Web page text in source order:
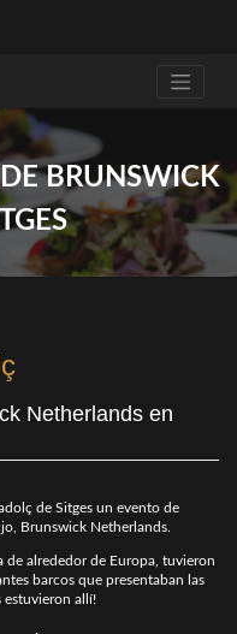
BRUNSWICK
Netherlands en
de Sitges un evento de
Brunswick Netherlands.
de alrededor de Europa, tuvieron
barcos que presentaban las
estuvieron allí!